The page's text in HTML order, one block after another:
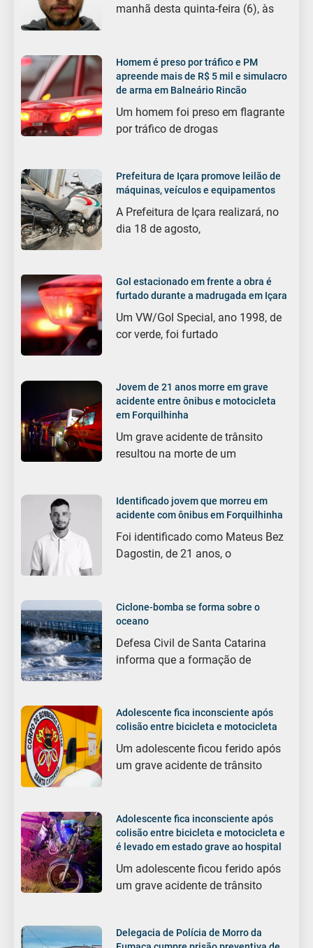
manhã desta quinta-feira (6), às
Homem é preso por tráfico e PM
apreende mais de R$ 5 mil e simulacro
de arma em Balneário Rincão
Um homem foi preso em flagrante
por tráfico de drogas
Prefeitura de Içara promove leilão de
máquinas, veículos e equipamentos
A Prefeitura de Içara realizará, no
dia 18 de agosto,
Gol estacionado em frente a obra é
furtado durante a madrugada em Içara
Um VW/Gol Special, ano 1998, de
cor verde, foi furtado
Jovem de 21 anos morre em grave
acidente entre ônibus e motocicleta
em Forquilhinha
Um grave acidente de trânsito
resultou na morte de um
Identificado jovem que morreu em
acidente com ônibus em Forquilhinha
Foi identificado como Mateus Bez
Dagostin, de 21 anos, o
Ciclone-bomba se forma sobre o
oceano
Defesa Civil de Santa Catarina
informa que a formação de
Adolescente fica inconsciente após
colisão entre bicicleta e motocicleta
Um adolescente ficou ferido após
um grave acidente de trânsito
Adolescente fica inconsciente após
colisão entre bicicleta e motocicleta e
é levado em estado grave ao hospital
Um adolescente ficou ferido após
um grave acidente de trânsito
Delegacia de Polícia de Morro da